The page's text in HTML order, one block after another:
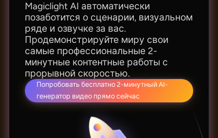
Magiclight AI автоматически
позаботится о сценарии, визуальном
ряде и озвучке за вас.
Продемонстрируйте миру свои
самые профессиональные 2-
минутные контентные работы с
прорывной скоростью.
Попробовать бесплатно 2-минутный AI-
генератор видео прямо сейчас